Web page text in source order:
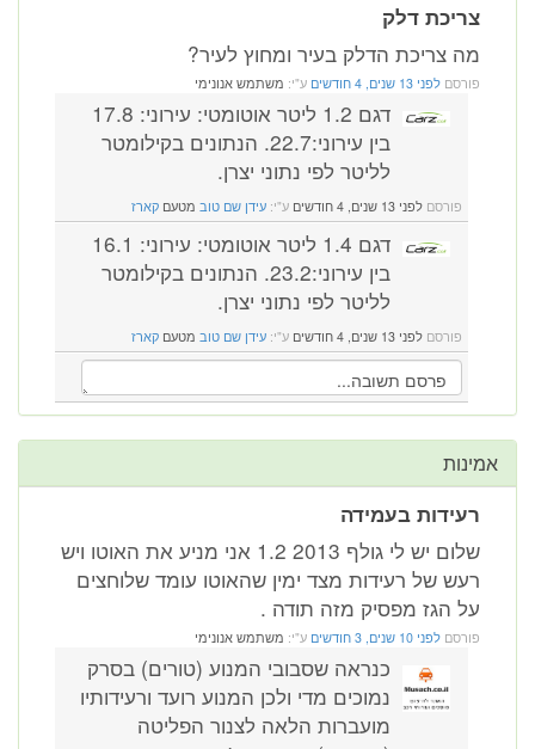
צריכת דלק
מה צריכת הדלק בעיר ומחוץ לעיר?
פורסם לפני 13 שנים, 4 חודשים ע"י: משתמש אנונימי
דגם 1.2 ליטר אוטומטי: עירוני: 17.8
בין עירוני:22.7. הנתונים בקילומטר
לליטר לפי נתוני יצרן.
פורסם לפני 13 שנים, 4 חודשים ע"י: עידן שם טוב מטעם קארז
דגם 1.4 ליטר אוטומטי: עירוני: 16.1
בין עירוני:23.2. הנתונים בקילומטר
לליטר לפי נתוני יצרן.
פורסם לפני 13 שנים, 4 חודשים ע"י: עידן שם טוב מטעם קארז
אמינות
רעידות בעמידה
שלום יש לי גולף 2013 1.2 אני מניע את האוטו ויש
רעש של רעידות מצד ימין שהאוטו עומד שלוחצים
על הגז מפסיק מזה תודה .
פורסם לפני 10 שנים, 3 חודשים ע"י: משתמש אנונימי
כנראה שסבובי המנוע (טורים) בסרק
נמוכים מדי ולכן המנוע רועד ורעידותיו
מועברות הלאה לצנור הפליטה